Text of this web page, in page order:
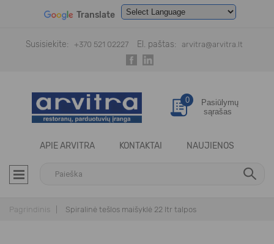
Translate
Susisiekite:
+370 521 02227 El. paštas: arvitra@arvitra.lt
APIE ARVITRA KONTAKTAI NAUJIENOS
0
Pasiūlymų
sąrašas
Pagrindinis Spiralinė tešlos maišyklė 22 ltr talpos